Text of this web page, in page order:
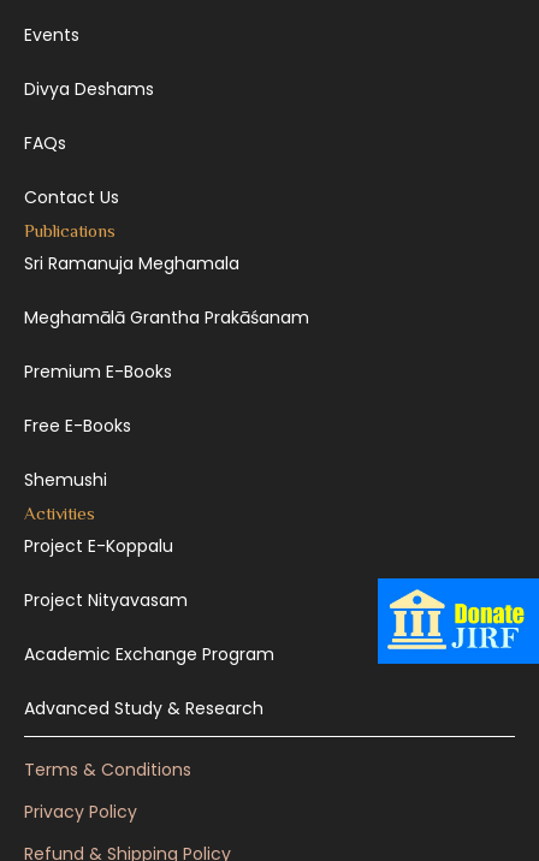
Events
Divya Deshams
FAQs
Contact Us
Publications
Sri Ramanuja Meghamala
Meghamālā Grantha Prakāśanam
Premium E-Books
Free E-Books
Shemushi
Activities
Project E-Koppalu
Project Nityavasam
Academic Exchange Program
Advanced Study & Research
Terms & Conditions
Privacy Policy
Refund & Shipping Policy